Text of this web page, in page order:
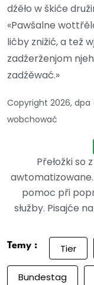
dźěło w škiće
«Pawšalne
ličby znižić, a tež
zadźerženjom
zadźěwać.»
Copyright 2026, dpa
wobchować
Přełožki so
awtomatizowane.
pomoc při
słužby. Pisajće
Temy : Tier
Bundestag